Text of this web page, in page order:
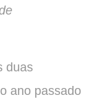
duas
ano passado